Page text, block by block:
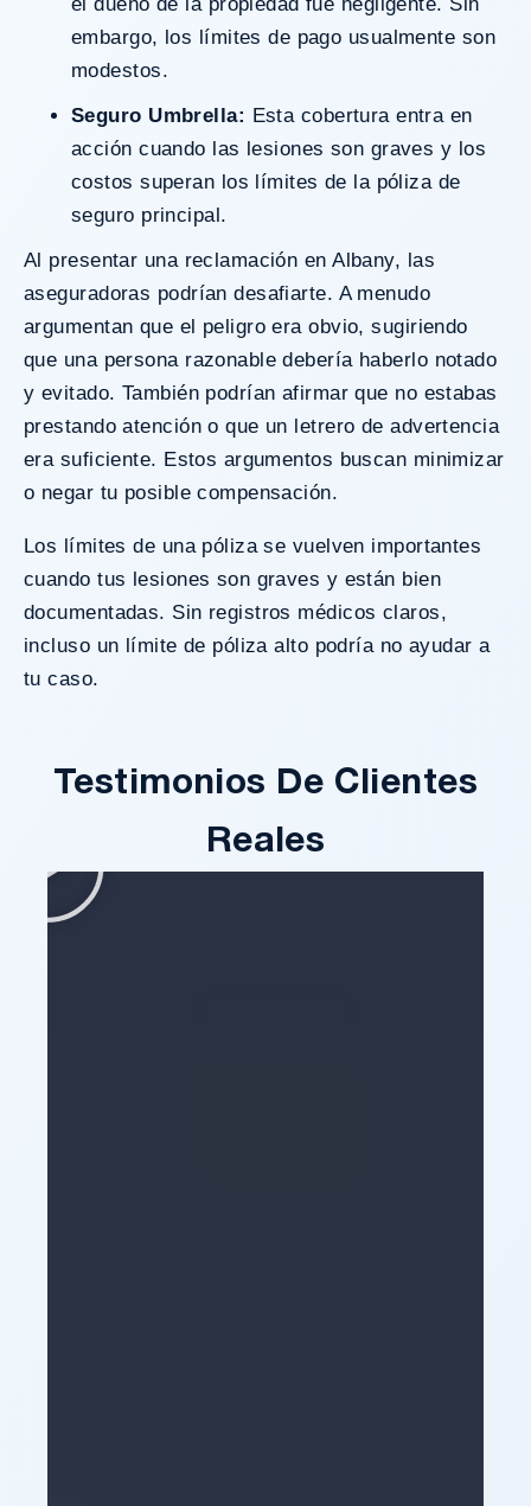
embargo, los límites de pago usualmente son
modestos.
Seguro Umbrella: Esta cobertura entra en
acción cuando las lesiones son graves y los
costos superan los límites de la póliza de
seguro principal.
Al presentar una reclamación en Albany, las
aseguradoras podrían desafiarte. A menudo
argumentan que el peligro era obvio, sugiriendo
que una persona razonable debería haberlo notado
y evitado. También podrían afirmar que no estabas
prestando atención o que un letrero de advertencia
era suficiente. Estos argumentos buscan minimizar
o negar tu posible compensación.
Los límites de una póliza se vuelven importantes
cuando tus lesiones son graves y están bien
documentadas. Sin registros médicos claros,
incluso un límite de póliza alto podría no ayudar a
tu caso.
Testimonios De Clientes
Reales